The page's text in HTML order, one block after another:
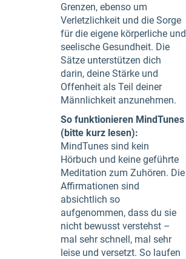
Grenzen, ebenso um
Verletzlichkeit und die Sorge
für die eigene körperliche und
seelische Gesundheit. Die
Sätze unterstützen dich
darin, deine Stärke und
Offenheit als Teil deiner
Männlichkeit anzunehmen.
So funktionieren MindTunes
(bitte kurz lesen):
MindTunes sind kein
Hörbuch und keine geführte
Meditation zum Zuhören. Die
Affirmationen sind
absichtlich so
aufgenommen, dass du sie
nicht bewusst verstehst –
mal sehr schnell, mal sehr
leise und versetzt. So laufen